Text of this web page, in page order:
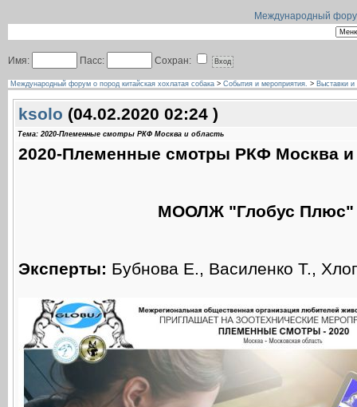
Международный
Имя: Пасс: Сохран:
Международный форум о пород китайская хохлатая собака > События и мероприятия. > Выставки
ksolo (04.02.2020 02:24 )
Тема: 2020-Племенные смотры РКФ Москва и область
2020-Племенные смотры РКФ Москва и
МООЛЖ "Глобус Плюс"
Эксперты: Бубнова Е., Василенко Т.,